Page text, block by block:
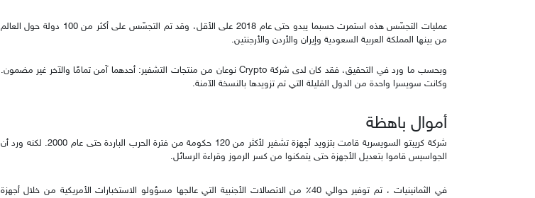
عمليات التجسّس هذه استمرت حسبما يبدو حتى عام 2018 على الأقل، وقد تم التجسّس على أكثر من 100 دولة حول العالم
من بينها المملكة العربية السعودية وإيران والأردن والأرجنتين.
وبحسب ما ورد في التحقيق، فقد كان لدى شركة Crypto نوعان من منتجات التشفير: أحدهما آمن تمامًا والآخر غير مضمون.
وكانت سويسرا واحدة من الدول القليلة التي تم تزويدها بالنسخة الآمنة.
أموال باهظة
شركة كريبتو السويسرية قامت بتزويد أجهزة تشفير لأكثر من 120 حكومة من فترة الحرب الباردة حتى عام 2000. لكنه ورد أن
الجواسيس قاموا بتعديل الأجهزة حتى يتمكنوا من كسر الرموز وقراءة الرسائل.
في الثمانينيات ، تم توفير حوالي 40٪ من الاتصالات الأجنبية التي عالجها مسؤولو الاستخبارات الأمريكية من خلال أجهزة